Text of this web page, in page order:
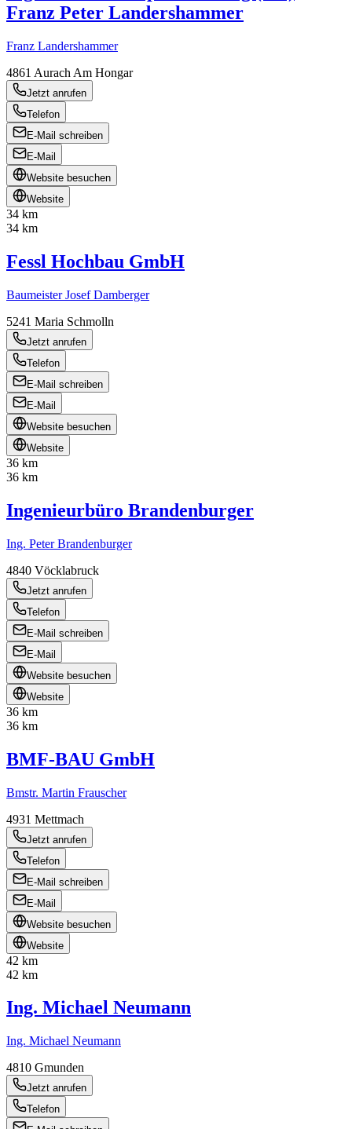
Franz Peter Landershammer
Franz Landershammer
4861 Aurach Am Hongar
Jetzt anrufen
Telefon
E-Mail schreiben
E-Mail
Website besuchen
Website
34 km
34 km
Fessl Hochbau GmbH
Baumeister Josef Damberger
5241 Maria Schmolln
Jetzt anrufen
Telefon
E-Mail schreiben
E-Mail
Website besuchen
Website
36 km
36 km
Ingenieurbüro Brandenburger
Ing. Peter Brandenburger
4840 Vöcklabruck
Jetzt anrufen
Telefon
E-Mail schreiben
E-Mail
Website besuchen
Website
36 km
36 km
BMF-BAU GmbH
Bmstr. Martin Frauscher
4931 Mettmach
Jetzt anrufen
Telefon
E-Mail schreiben
E-Mail
Website besuchen
Website
42 km
42 km
Ing. Michael Neumann
Ing. Michael Neumann
4810 Gmunden
Jetzt anrufen
Telefon